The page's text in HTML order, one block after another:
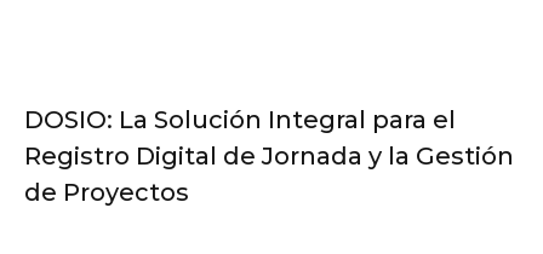
DOSIO: La Solución Integral para el
Registro Digital de Jornada y la Gestión
de Proyectos